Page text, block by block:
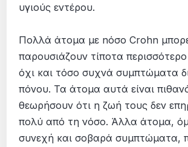
υγιούς εντέρου.
Πολλά άτοµα µε nόσο Crohn
παρουσιάζουν τίποτα
όχι και τόσο συχνά συµπτώµατα
πόνου. Τα άτοµα αυτά είναι
θεωρήσουν ότι η ζωή τους δεν
πολύ από τη νόσο. Άλλα άτοµα,
συνεχή και σοβαρά συµπτώµατα,